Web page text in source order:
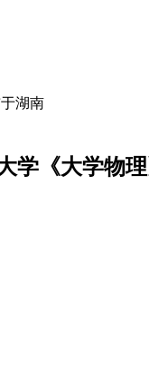
于湖南
学《大学物